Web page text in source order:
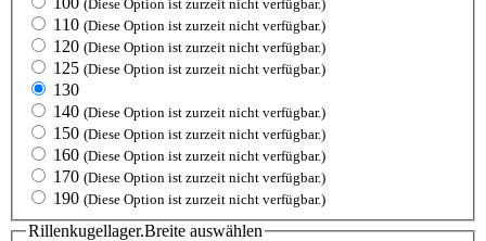
(Diese Option ist zurzeit nicht verfügbar.)
110 (Diese Option ist zurzeit nicht verfügbar.)
120 (Diese Option ist zurzeit nicht verfügbar.)
125 (Diese Option ist zurzeit nicht verfügbar.)
130
140 (Diese Option ist zurzeit nicht verfügbar.)
150 (Diese Option ist zurzeit nicht verfügbar.)
160 (Diese Option ist zurzeit nicht verfügbar.)
170 (Diese Option ist zurzeit nicht verfügbar.)
190 (Diese Option ist zurzeit nicht verfügbar.)
Rillenkugellager.Breite auswählen